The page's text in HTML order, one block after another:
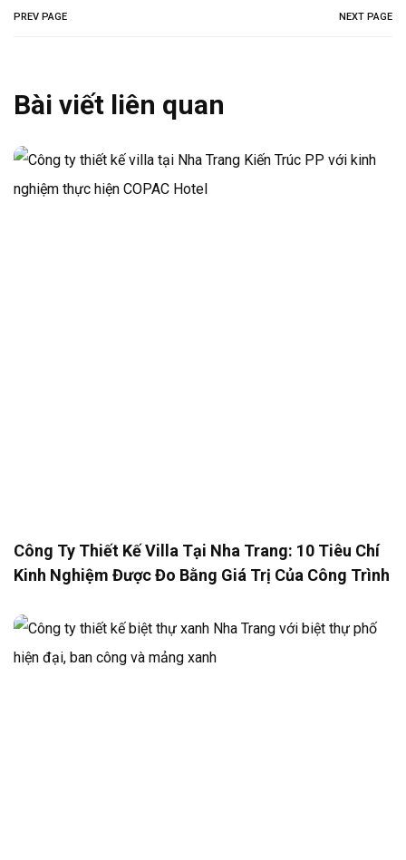
PREV PAGE NEXT PAGE
Bài viết liên quan
Công Ty Thiết Kế Villa Tại Nha Trang: 10 Tiêu Chí
Kinh Nghiệm Được Đo Bằng Giá Trị Của Công Trình